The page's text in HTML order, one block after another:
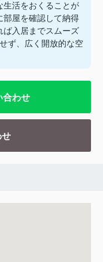
生活をおくることが
部屋を確認して納得
ば入居までスムーズ
ず、広く開放的な空
合わせ